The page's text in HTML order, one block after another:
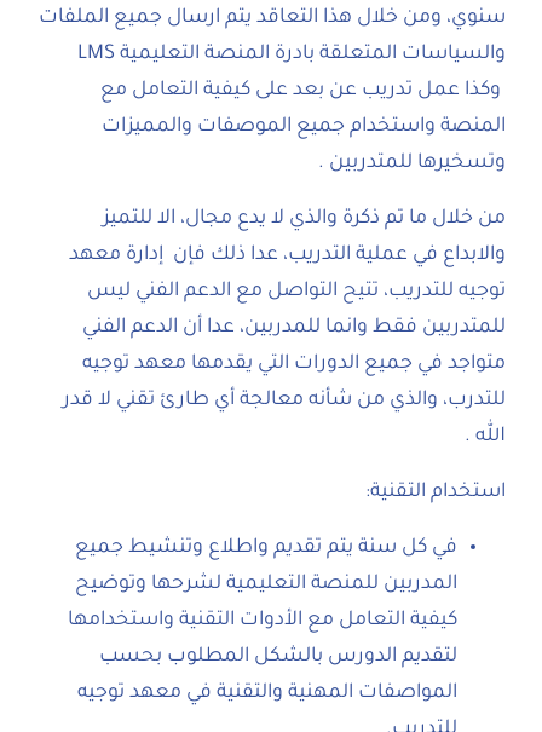
سنوي، ومن خلال هذا التعاقد يتم ارسال جميع الملفات
والسياسات المتعلقة بادرة المنصة التعليمية LMS
وكذا عمل تدريب عن بعد على كيفية التعامل مع
المنصة واستخدام جميع الموصفات والمميزات
وتسخيرها للمتدربين .
من خلال ما تم ذكرة والذي لا يدع مجال، الا للتميز
والابداع في عملية التدريب، عدا ذلك فإن إدارة معهد
توجيه للتدريب، تتيح التواصل مع الدعم الفني ليس
للمتدربين فقط وانما للمدربين، عدا أن الدعم الفني
متواجد في جميع الدورات التي يقدمها معهد توجيه
للتدرب، والذي من شأنه معالجة أي طارئ تقني لا قدر
الله .
استخدام التقنية:
في كل سنة يتم تقديم واطلاع وتنشيط جميع
المدربين للمنصة التعليمية لشرحها وتوضيح
كيفية التعامل مع الأدوات التقنية واستخدامها
لتقديم الدورس بالشكل المطلوب بحسب
المواصفات المهنية والتقنية في معهد توجيه